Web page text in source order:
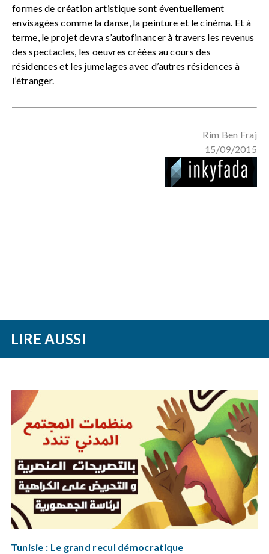
formes de création artistique sont éventuellement
envisagées comme la danse, la peinture et le cinéma. Et à
terme, le projet devra s’autofinancer à travers les revenus
des spectacles, les oeuvres créées au cours des
résidences et les jumelages avec d’autres résidences à
l’étranger.
Rim Ben Fraj
15/09/2015
LIRE AUSSI
Tunisie : Le grand recul démocratique